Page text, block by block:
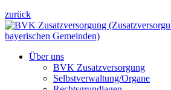
zurück
Über uns
BVK Zusatzversorgung
Selbstverwaltung/Organe